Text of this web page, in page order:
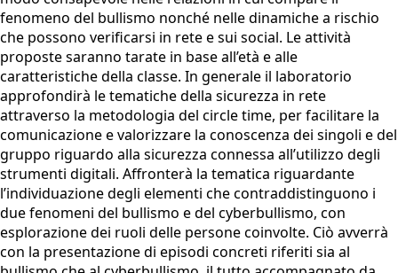
fenomeno del bullismo nonché nelle dinamiche a rischio
che possono verificarsi in rete e sui social. Le attività
proposte saranno tarate in base all’età e alle
caratteristiche della classe. In generale il laboratorio
approfondirà le tematiche della sicurezza in rete
attraverso la metodologia del circle time, per facilitare la
comunicazione e valorizzare la conoscenza dei singoli e del
gruppo riguardo alla sicurezza connessa all’utilizzo degli
strumenti digitali. Affronterà la tematica riguardante
l’individuazione degli elementi che contraddistinguono i
due fenomeni del bullismo e del cyberbullismo, con
esplorazione dei ruoli delle persone coinvolte. Ciò avverrà
con la presentazione di episodi concreti riferiti sia al